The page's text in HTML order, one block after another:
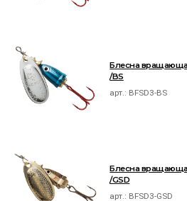
Блесна
/BS
арт.: BFSD3-BS
Блесна
/GSD
арт.: BFSD3-GSD